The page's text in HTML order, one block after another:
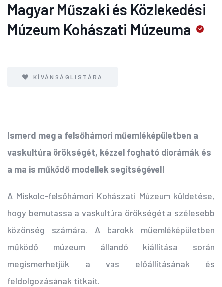
Magyar Műszaki és Közlekedési
Múzeum Kohászati Múzeuma
KÍVÁNSÁGLISTÁRA
Ismerd meg a felsőhámori műemléképületben a
vaskultúra örökségét, kézzel fogható diorámák és
a ma is működő modellek segítségével!
A Miskolc-felsőhámori Kohászati Múzeum küldetése,
hogy bemutassa a vaskultúra örökségét a szélesebb
közönség számára. A barokk műemléképületben
működő múzeum állandó kiállítása során
megismerhetjük a vas előállításának és
feldolgozásának titkait.